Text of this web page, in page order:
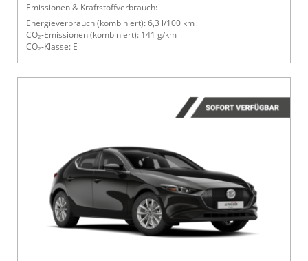
Emissionen & Kraftstoffverbrauch:
Energieverbrauch (kombiniert): 6,3 l/100 km
CO₂-Emissionen (kombiniert): 141 g/km
CO₂-Klasse: E